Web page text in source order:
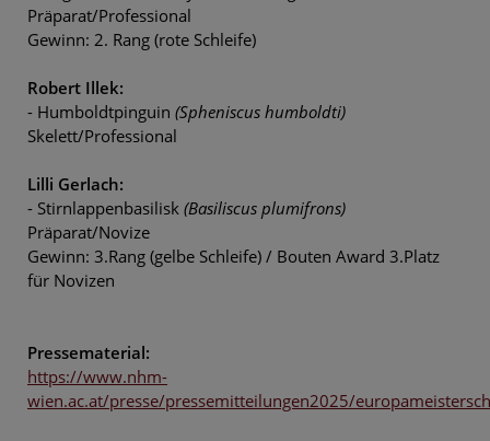
Präparat/Professional
Gewinn: 2. Rang (rote Schleife)
Robert Illek:
- Humboldtpinguin (Spheniscus humboldti)
Skelett/Professional
Lilli Gerlach:
- Stirnlappenbasilisk (Basiliscus plumifrons)
Präparat/Novize
Gewinn: 3.Rang (gelbe Schleife) / Bouten Award 3.Platz
für Novizen
Pressematerial:
https://www.nhm-
wien.ac.at/presse/pressemitteilungen2025/